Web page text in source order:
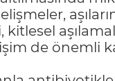
kitlesel
de önemli